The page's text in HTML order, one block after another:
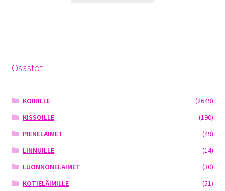
Osastot
KOIRILLE
(2649)
KISSOILLE
(190)
PIENELÄIMET
(49)
LINNUILLE
(14)
LUONNONELÄIMET
(30)
KOTIELÄIMILLE
(51)